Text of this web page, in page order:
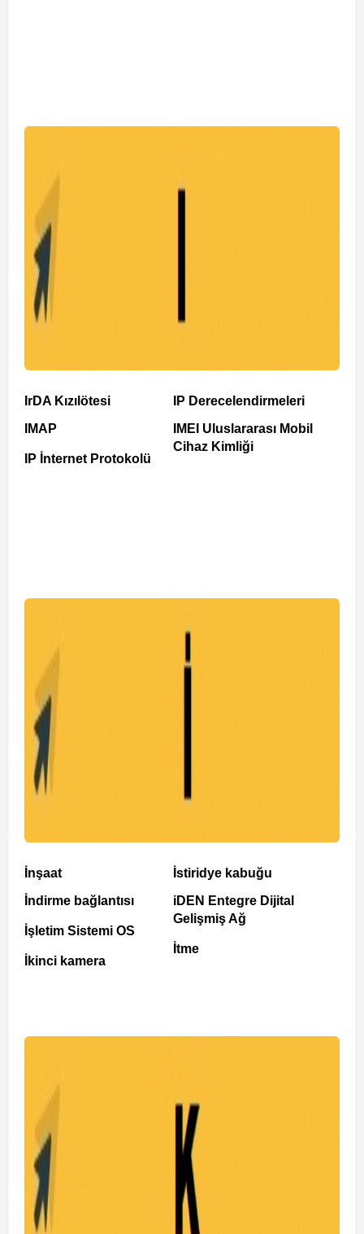
IrDA Kızılötesi
IMAP
IP İnternet Protokolü
IP Derecelendirmeleri
IMEI Uluslararası Mobil
Cihaz Kimliği
İnşaat
İndirme bağlantısı
İşletim Sistemi OS
İkinci kamera
İstiridye kabuğu
iDEN Entegre Dijital
Gelişmiş Ağ
İtme